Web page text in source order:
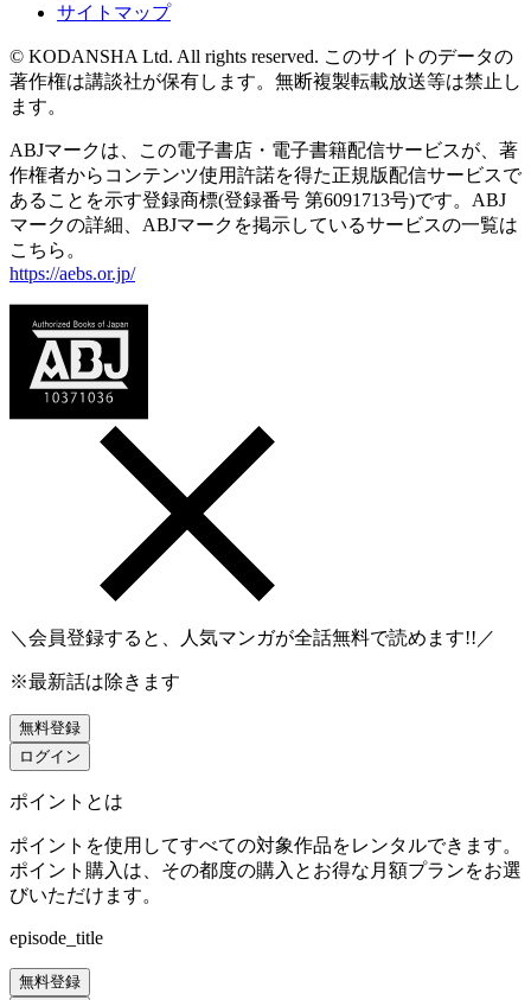
サイトマップ
© KODANSHA Ltd. All rights reserved. このサイトのデータの
著作権は講談社が保有します。無断複製転載放送等は禁止し
ます。
ABJマークは、この電子書店・電子書籍配信サービスが、著
作権者からコンテンツ使用許諾を得た正規版配信サービスで
あることを示す登録商標(登録番号 第6091713号)です。ABJ
マークの詳細、ABJマークを掲示しているサービスの一覧は
こちら。
https://aebs.or.jp/
＼会員登録すると、人気マンガが全話無料で読めます!!／
※最新話は除きます
無料登録
ログイン
ポイントとは
ポイントを使用してすべての対象作品をレンタルできます。
ポイント購入は、その都度の購入とお得な月額プランをお選
びいただけます。
episode_title
無料登録